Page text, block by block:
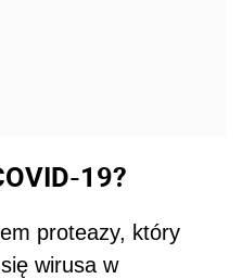
19?
proteazy, który
wirusa w